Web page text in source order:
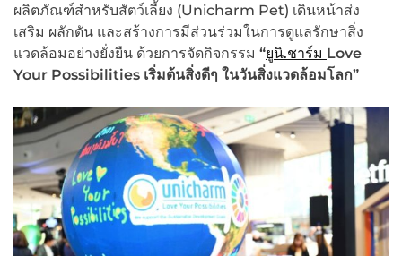
ผลิตภัณฑ์สำหรับสัตว์เลี้ยง (Unicharm Pet) เดินหน้าส่ง
เสริม ผลักดัน และสร้างการมีส่วนร่วมในการดูแลรักษาสิ่ง
แวดล้อมอย่างยั่งยืน ด้วยการจัดกิจกรรม “ยูนิ.ชาร์ม Love
Your Possibilities เริ่มต้นสิ่งดีๆ ในวันสิ่งแวดล้อมโลก”